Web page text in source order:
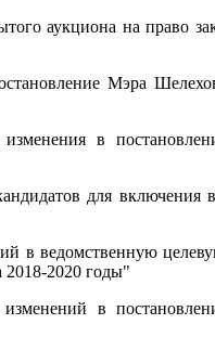
аукциона на право
Мэра
в
для включения
в ведомственную
2018-2020 годы"
в